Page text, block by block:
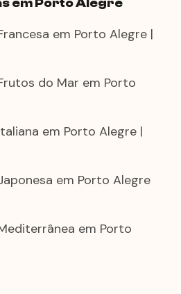
em Porto Alegre
em Porto Alegre |
do Mar em Porto
em Porto Alegre |
em Porto Alegre
em Porto